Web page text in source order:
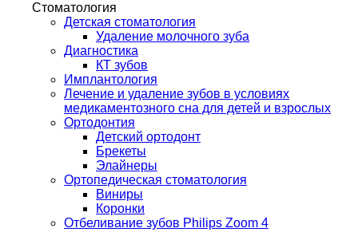
Стоматология
Детская стоматология
Удаление молочного зуба
Диагностика
КТ зубов
Имплантология
Лечение и удаление зубов в условиях
медикаментозного сна для детей и взрослых
Ортодонтия
Детский ортодонт
Брекеты
Элайнеры
Ортопедическая стоматология
Виниры
Коронки
Отбеливание зубов Philips Zoom 4